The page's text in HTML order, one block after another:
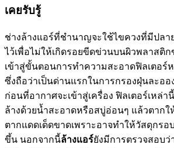
เคยรับรู้
ช่างล้างแอร์ที่ชำนาญจะใช้ไขควงที่มีปลา
ไว้เพื่อไม่ให้เกิดรอยขีดข่วนบนผิวพลาสติ
เข้าสู่ขั้นตอนการทำความสะอาดฟิลเตอร์
ซึ่งถือว่าเป็นด่านแรกในการกรองฝุ่นละออ
ก่อนที่อากาศจะเข้าสู่เครื่อง ฟิลเตอร์เหล่
ล้างด้วยน้ำสะอาดหรือสบู่อ่อนๆ แล้วตาก
ตากแดดเด็ดขาดเพราะอาจทำให้วัสดุกรอ
ขึ้น นอกจากนี้ล้างแอร์ยังมีการตรวจสอบว่